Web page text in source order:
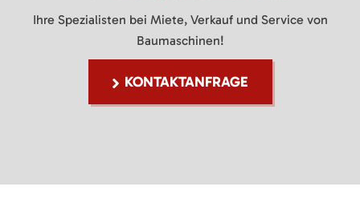
Ihre Spezialisten bei Miete, Verkauf und Service von
Baumaschinen!
KONTAKTANFRAGE